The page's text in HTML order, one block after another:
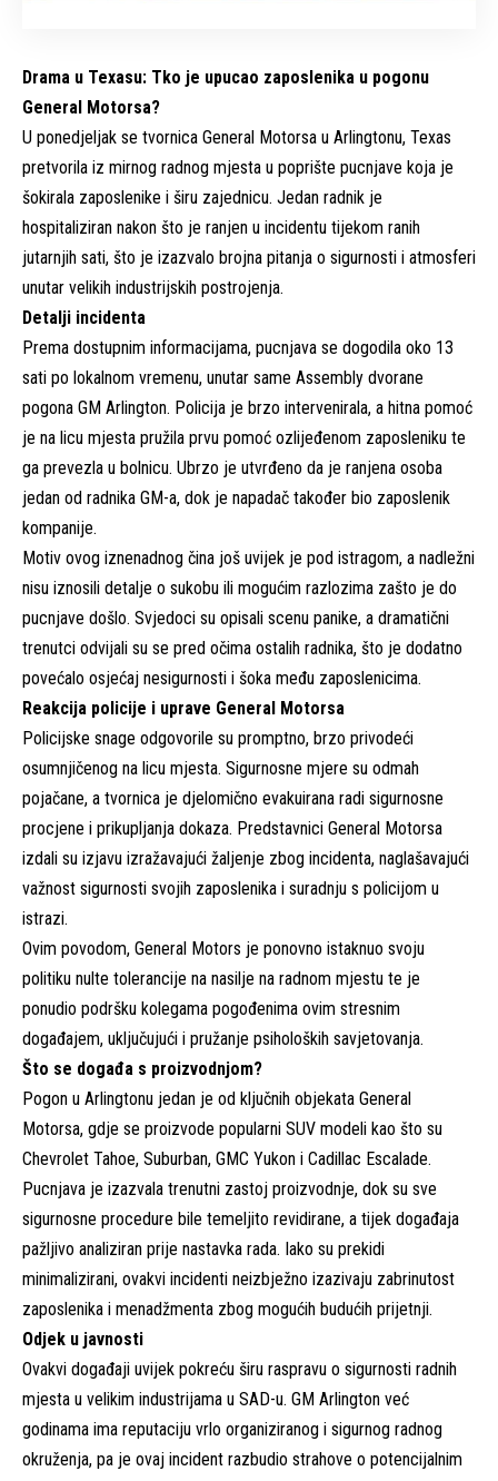
Drama u Texasu: Tko je upucao zaposlenika u pogonu
General Motorsa?
U ponedjeljak se tvornica General Motorsa u Arlingtonu, Texas
pretvorila iz mirnog radnog mjesta u poprište pucnjave koja je
šokirala zaposlenike i širu zajednicu. Jedan radnik je
hospitaliziran nakon što je ranjen u incidentu tijekom ranih
jutarnjih sati, što je izazvalo brojna pitanja o sigurnosti i atmosferi
unutar velikih industrijskih postrojenja.
Detalji incidenta
Prema dostupnim informacijama, pucnjava se dogodila oko 13
sati po lokalnom vremenu, unutar same Assembly dvorane
pogona GM Arlington. Policija je brzo intervenirala, a hitna pomoć
je na licu mjesta pružila prvu pomoć ozlijeđenom zaposleniku te
ga prevezla u bolnicu. Ubrzo je utvrđeno da je ranjena osoba
jedan od radnika GM-a, dok je napadač također bio zaposlenik
kompanije.
Motiv ovog iznenadnog čina još uvijek je pod istragom, a nadležni
nisu iznosili detalje o sukobu ili mogućim razlozima zašto je do
pucnjave došlo. Svjedoci su opisali scenu panike, a dramatični
trenutci odvijali su se pred očima ostalih radnika, što je dodatno
povećalo osjećaj nesigurnosti i šoka među zaposlenicima.
Reakcija policije i uprave General Motorsa
Policijske snage odgovorile su promptno, brzo privodeći
osumnjičenog na licu mjesta. Sigurnosne mjere su odmah
pojačane, a tvornica je djelomično evakuirana radi sigurnosne
procjene i prikupljanja dokaza. Predstavnici General Motorsa
izdali su izjavu izražavajući žaljenje zbog incidenta, naglašavajući
važnost sigurnosti svojih zaposlenika i suradnju s policijom u
istrazi.
Ovim povodom, General Motors je ponovno istaknuo svoju
politiku nulte tolerancije na nasilje na radnom mjestu te je
ponudio podršku kolegama pogođenima ovim stresnim
događajem, uključujući i pružanje psiholoških savjetovanja.
Što se događa s proizvodnjom?
Pogon u Arlingtonu jedan je od ključnih objekata General
Motorsa, gdje se proizvode popularni SUV modeli kao što su
Chevrolet Tahoe, Suburban, GMC Yukon i Cadillac Escalade.
Pucnjava je izazvala trenutni zastoj proizvodnje, dok su sve
sigurnosne procedure bile temeljito revidirane, a tijek događaja
pažljivo analiziran prije nastavka rada. Iako su prekidi
minimalizirani, ovakvi incidenti neizbježno izazivaju zabrinutost
zaposlenika i menadžmenta zbog mogućih budućih prijetnji.
Odjek u javnosti
Ovakvi događaji uvijek pokreću širu raspravu o sigurnosti radnih
mjesta u velikim industrijama u SAD-u. GM Arlington već
godinama ima reputaciju vrlo organiziranog i sigurnog radnog
okruženja, pa je ovaj incident razbudio strahove o potencijalnim